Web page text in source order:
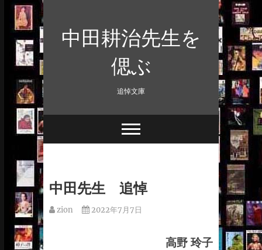
Skip
to
content中田耕治先生を
偲ぶ
追悼文庫
中田先生 追悼
zion 2022年7月7日
高野 玲子